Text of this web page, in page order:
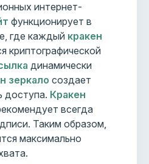
интернет-
функционирует в
где каждый кракен
криптографической
динамически
зеркало создает
доступа. Кракен
всегда
Таким образом,
максимально